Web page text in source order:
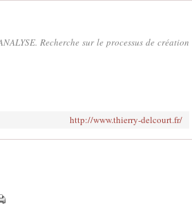
Recherche sur le processus de création
http://www.thierry-delcourt.fr/